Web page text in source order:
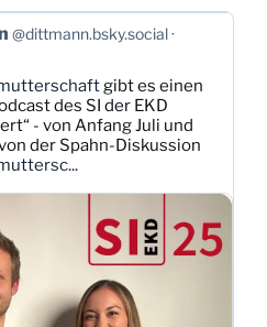
@dittmann.bsky.social
gibt es einen
des SI der EKD
- von Anfang Juli und
der Spahn-Diskussion